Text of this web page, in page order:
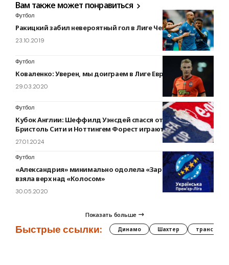
Вам также может понравиться
Футбол
Ракицкий забил невероятный гол в Лиге Чемпионов
23.10.2019
Футбол
Коваленко: Уверен, мы доиграем в Лиге Европы
29.03.2020
Футбол
Кубок Англии: Шеффилд Уэнсдей спасся от поражения.
Бристоль Сити и Ноттингем Форест играют вничью
27.01.2024
Футбол
«Александрия» минимально одолела «Зарю», «Десна»
взяла верх над «Колосом»
30.05.2020
Показать больше
Быстрые ссылки: Динамо Шахтер трансферы